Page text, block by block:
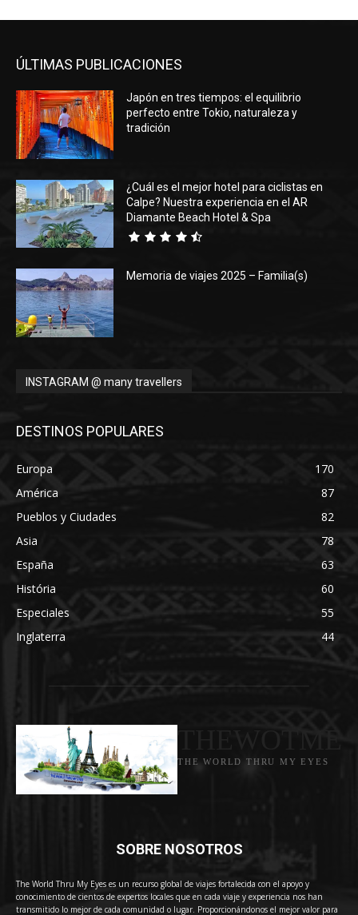
ÚLTIMAS PUBLICACIONES
Japón en tres tiempos: el equilibrio
perfecto entre Tokio, naturaleza y
tradición
¿Cuál es el mejor hotel para ciclistas en
Calpe? Nuestra experiencia en el AR
Diamante Beach Hotel & Spa
Memoria de viajes 2025 – Familia(s)
INSTAGRAM @ many travellers
DESTINOS POPULARES
Europa
170
América
87
Pueblos y Ciudades
82
Asia
78
España
63
História
60
Especiales
55
Inglaterra
44
THE WORLD THRU MY EYES
SOBRE NOSOTROS
The World Thru My Eyes es un recurso global de viajes fortalecida con el apoyo y
conocimiento de cientos de expertos locales que en cada viaje y experiencia nos han
transmitido lo mejor de cada comunidad o lugar. Proporcionándonos el mejor valor para